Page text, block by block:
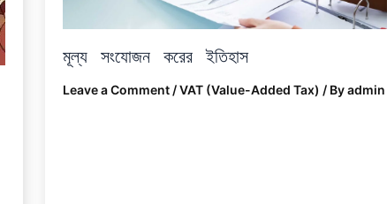
মূল্য সংযোজন করের ইতিহাস
Leave a Comment /VAT (Value-Added Tax) / Byadmin